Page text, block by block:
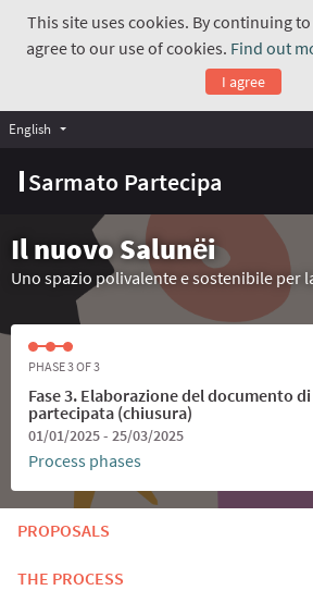
This site uses cookies. By continuing
agree to our use of cookies. Find out
I agree
Sarmato Partecipa
English Choose language
Il nuovo Salunёi
Uno spazio polivalente e sostenibile per
PHASE 3 OF 3
Fase 3. Elaborazione del documento
partecipata (chiusura)
01/01/2025 - 25/03/2025
Process phases
PROPOSALS
THE PROCESS